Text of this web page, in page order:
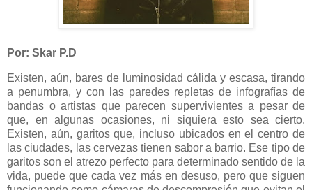
Por: Skar P.D
Existen, aún, bares de luminosidad cálida y escasa, tirando
a penumbra, y con las paredes repletas de infografías de
bandas o artistas que parecen supervivientes a pesar de
que, en algunas ocasiones, ni siquiera esto sea cierto.
Existen, aún, garitos que, incluso ubicados en el centro de
las ciudades, las cervezas tienen sabor a barrio. Ese tipo de
garitos son el atrezo perfecto para determinado sentido de la
vida, puede que cada vez más en desuso, pero que siguen